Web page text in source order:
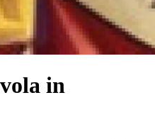
in